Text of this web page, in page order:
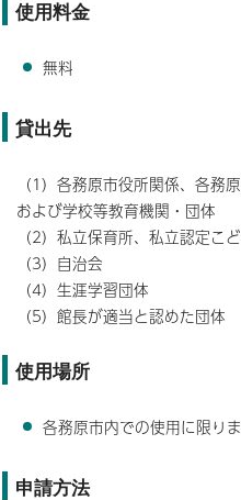
使用料金
無料
貸出先
（1）各務原市役所関係、各務
および学校等教育機関・団体
（2）私立保育所、私立認定こ
（3）自治会
（4）生涯学習団体
（5）館長が適当と認めた団体
使用場所
各務原市内での使用に限りま
申請方法